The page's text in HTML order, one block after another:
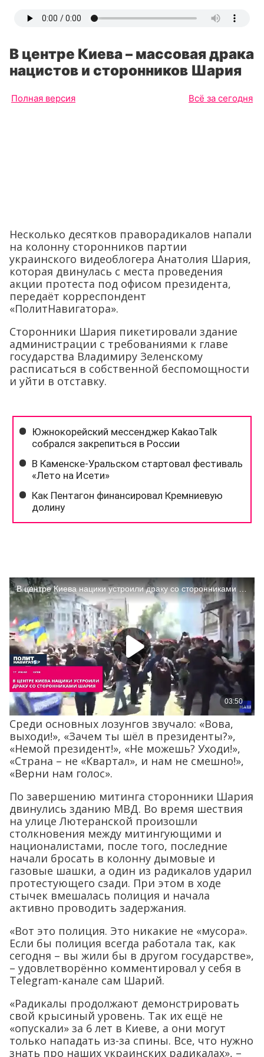
В центре Киева – массовая драка
нацистов и сторонников Шария
Полная версия Всё за сегодня
Несколько десятков праворадикалов напали
на колонну сторонников партии
украинского видеоблогера Анатолия Шария,
которая двинулась с места проведения
акции протеста под офисом президента,
передаёт корреспондент
«ПолитНавигатора».
Сторонники Шария пикетировали здание
администрации с требованиями к главе
государства Владимиру Зеленскому
расписаться в собственной беспомощности
и уйти в отставку.
Среди основных лозунгов звучало: «Вова,
выходи!», «Зачем ты шёл в президенты?»,
«Немой президент!», «Не можешь? Уходи!»,
«Страна – не «Квартал», и нам не смешно!»,
«Верни нам голос».
По завершению митинга сторонники Шария
двинулись зданию МВД. Во время шествия
на улице Лютеранской произошли
столкновения между митингующими и
националистами, после того, последние
начали бросать в колонну дымовые и
газовые шашки, а один из радикалов ударил
протестующего сзади. При этом в ходе
стычек вмешалась полиция и начала
активно проводить задержания.
«Вот это полиция. Это никакие не «мусора».
Если бы полиция всегда работала так, как
сегодня – вы жили бы в другом государстве»,
– удовлетворённо комментировал у себя в
Telegram-канале сам Шарий.
«Радикалы продолжают демонстрировать
свой крысиный уровень. Так их ещё не
«опускали» за 6 лет в Киеве, а они могут
только нападать из-за спины. Все, что нужно
знать про наших украинских радикалах», –